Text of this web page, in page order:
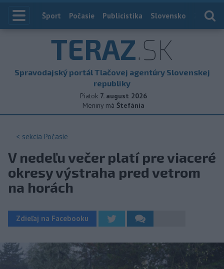
Index
Šport Počasie Publicistika Slovensko
TERAZ.SK
Spravodajský portál Tlačovej agentúry Slovenskej
republiky
Piatok 7. august 2026
Meniny má Štefánia
< sekcia Počasie
V nedeľu večer platí pre viaceré
okresy výstraha pred vetrom
na horách
Zdieľaj na Facebooku